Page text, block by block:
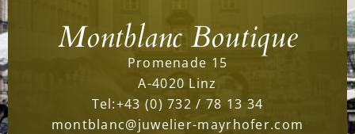
Montblanc Boutique
Promenade 15
A-4020 Linz
Tel:+43 (0) 732 / 78 13 34
montblanc@juwelier-mayrhofer.com